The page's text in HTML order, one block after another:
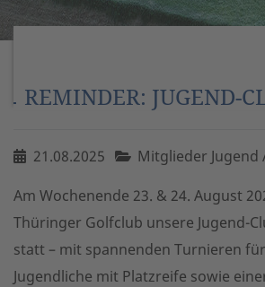
REMINDER: JUGEND-
21.08.2025
Mitglieder Jugend
Am Wochenende 23. & 24. August
Thüringer Golfclub unsere Jugend-
statt – mit spannenden Turnieren
Jugendliche mit Platzreife sowie